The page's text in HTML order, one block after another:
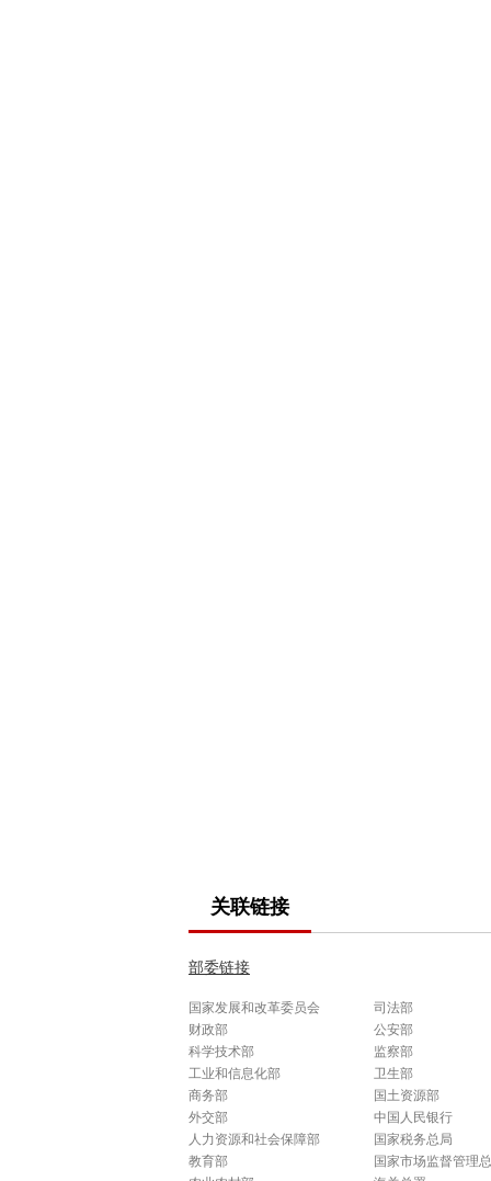
关联链接
部委链接
国家发展和改革委员会
财政部
科学技术部
工业和信息化部
商务部
外交部
人力资源和社会保障部
教育部
司法部
公安部
监察部
卫生部
国土资源部
中国人民银行
国家税务总局
国家市场监督管理